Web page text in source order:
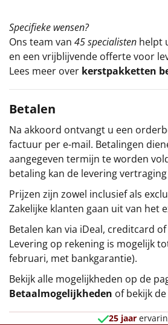
Specifieke wensen?
Ons team van 45 specialisten helpt
en een vrijblijvende offerte voor
Lees meer over kerstpakketten
Betalen
Na akkoord ontvangt u een
factuur per e-mail. Betalingen
aangegeven termijn te worden
betaling kan de levering
Prijzen zijn zowel inclusief als
Zakelijke klanten gaan uit van het
Betalen kan via iDeal, creditcard
Levering op rekening is mogelijk
februari, met bankgarantie).
Bekijk alle mogelijkheden op de
Betaalmogelijkheden of bekijk
25 jaar